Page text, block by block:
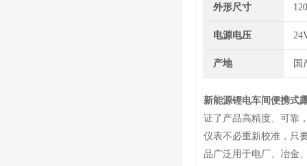
外形尺寸
电源电压
产地 国
新能源锂电车间便携式
证了产品高精度、可靠
仪表不必重新校准，只
品广泛用于电厂、冶金